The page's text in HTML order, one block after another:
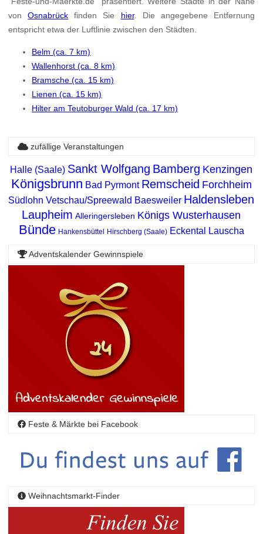
vonOsnabrück finden Sie hier. Die angegebene Entfernung
entspricht etwa der Luftlinie zwischen den Städten.
Belm (ca. 7 km)
Wallenhorst (ca. 8 km)
Bramsche (ca. 15 km)
Lienen (ca. 15 km)
Hilter am Teutoburger Wald (ca. 17 km)
zufällige Veranstaltungen
Halle (Saale) Sankt Wolfgang Bamberg Kenzingen
Königsbrunn Bad Pyrmont Remscheid Forchheim
Südlohn Vetschau/Spreewald Baesweiler Haldensleben
Laupheim Alleringersleben Königs Wusterhausen
Bünde Hankensbüttel Hirschberg (Saale) Eckental Lauscha
Adventskalender Gewinnspiele
Feste & Märkte bei Facebook
Weihnachtsmarkt-Finder